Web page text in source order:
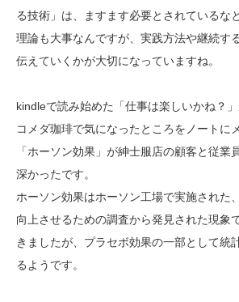
る技術」は、ますます必要とされているな
理論も大事なんですが、実践方法や継続す
伝えていくかが大切になっていますね。
kindleで読み始めた「仕事は楽しいかね？
コメダ珈琲で気になったところをノートに
「ホーソン効果」が紳士服店の顧客と従業
深かったです。
ホーソン効果はホーソン工場で実施された
向上させるための調査から発見された現象
きましたが、プラセボ効果の一部として統
るようです。